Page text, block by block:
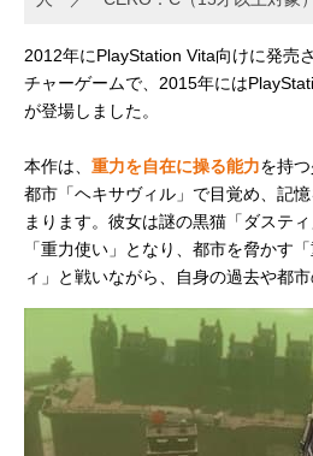
2012年にPlayStation Vita向けに発売
チャーゲームで、2015年には
が登場しました。
本作は、 重力を自在に操る能力を持
都市「ヘキサヴィル」で目覚め、記
まります。彼女は謎の黒猫「ダステ
「重力使い」となり、都市を脅かす
ィ」と戦いながら、自身の過去や都